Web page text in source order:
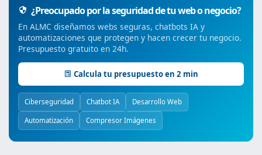
¿Preocupado por la seguridad de tu web o negocio?
En ALMC diseñamos webs seguras, chatbots IA y
automatizaciones que protegen y hacen crecer tu negocio.
Presupuesto gratuito en 24h.
Calcula tu presupuesto en 2 min
Ciberseguridad Chatbot IA Desarrollo Web
Automatización Compresor Imágenes